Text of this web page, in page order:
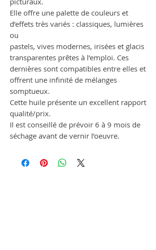
Elle offre une palette de couleurs et
d’effets très variés : classiques, lumières
ou
pastels, vives modernes, irisées et glacis
transparentes prêtes à l’emploi. Ces
dernières sont compatibles entre elles et
offrent une infinité de mélanges
somptueux.
Cette huile présente un excellent rapport
qualité/prix.
Il est conseillé de prévoir 6 à 9 mois de
séchage avant de vernir l’oeuvre.